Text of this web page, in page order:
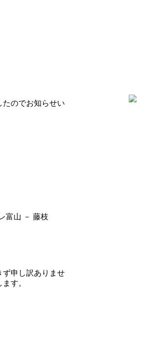
たのでお知らせい
富山 － 藤枝
ず申し訳ありませ
す。